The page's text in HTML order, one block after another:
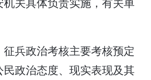
征兵政治考核主要考核预定
政治态度、现实表现及其